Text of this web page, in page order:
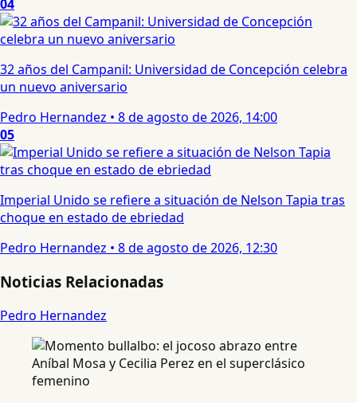
04
32 años del Campanil: Universidad de Concepción celebra
un nuevo aniversario
Pedro Hernandez • 8 de agosto de 2026, 14:00
05
Imperial Unido se refiere a situación de Nelson Tapia tras
choque en estado de ebriedad
Pedro Hernandez • 8 de agosto de 2026, 12:30
Noticias Relacionadas
Pedro Hernandez